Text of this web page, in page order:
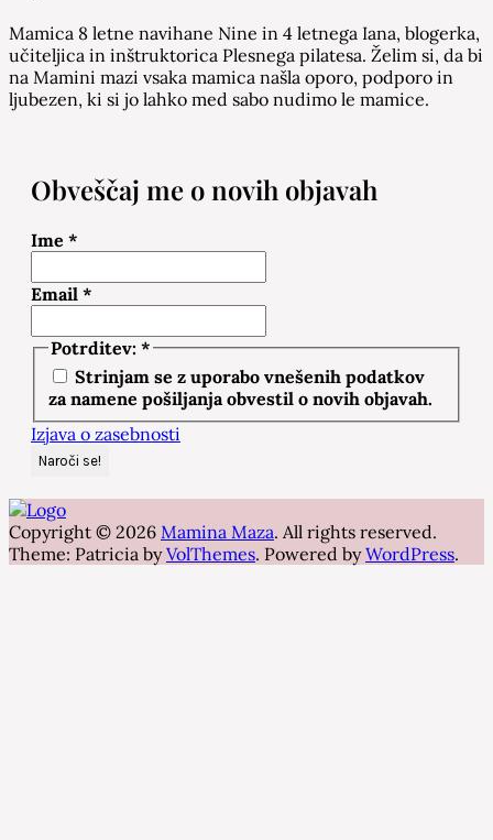
Mamica 8 letne navihane Nine in 4 letnega Iana, blogerka,
učiteljica in inštruktorica Plesnega pilatesa. Želim si, da bi
na Mamini mazi vsaka mamica našla oporo, podporo in
ljubezen, ki si jo lahko med sabo nudimo le mamice.
Obveščaj me o novih objavah
Ime *
Email *
Potrditev: *
Strinjam se z uporabo vnešenih podatkov
za namene pošiljanja obvestil o novih objavah.
Izjava o zasebnosti
Copyright © 2026 Mamina Maza. All rights reserved.
Theme: Patricia byVolThemes. Powered byWordPress.